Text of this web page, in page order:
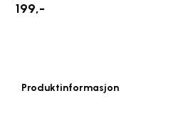
199,-
Produktinformasjon